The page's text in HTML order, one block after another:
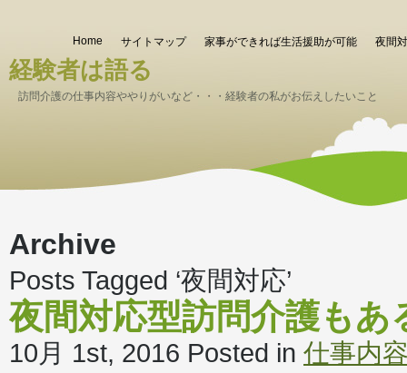
Home サイトマップ 家事ができれば生活援助が可能 夜間
経験者は語る
訪問介護の仕事内容ややりがいなど・・・経験者の私がお伝えしたいこと
Archive
Posts Tagged ‘夜間対応’
夜間対応型訪問介護もあ
10月 1st, 2016 Posted in 仕事内